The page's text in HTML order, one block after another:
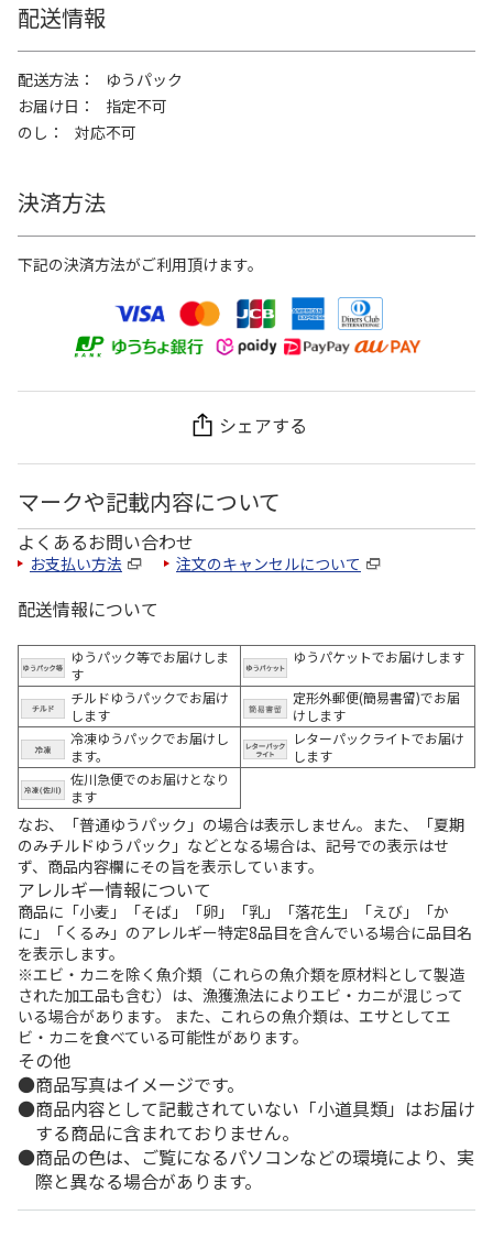
配送情報
配送方法
ゆうパック
お届け日
指定不可
のし
対応不可
決済方法
下記の決済方法がご利用頂けます。
シェアする
マークや記載内容について
よくあるお問い合わせ
お支払い方法 注文のキャンセルについて
配送情報について
ゆうパック等でお届けしま
す
ゆうパケットでお届けします
チルドゆうパックでお届け
します
定形外郵便(簡易書留)でお届
けします
冷凍ゆうパックでお届けし
ます。
レターパックライトでお届け
します
佐川急便でのお届けとなり
ます
なお、「普通ゆうパック」の場合は表示しません。また、「夏期
のみチルドゆうパック」などとなる場合は、記号での表示はせ
ず、商品内容欄にその旨を表示しています。
アレルギー情報について
商品に「小麦」「そば」「卵」「乳」「落花生」「えび」「か
に」「くるみ」のアレルギー特定8品目を含んでいる場合に品目名
を表示します。
※エビ・カニを除く魚介類（これらの魚介類を原材料として製造
された加工品も含む）は、漁獲漁法によりエビ・カニが混じって
いる場合があります。 また、これらの魚介類は、エサとしてエ
ビ・カニを食べている可能性があります。
その他
商品写真はイメージです。
商品内容として記載されていない「小道具類」はお届け
する商品に含まれておりません。
商品の色は、ご覧になるパソコンなどの環境により、実
際と異なる場合があります。